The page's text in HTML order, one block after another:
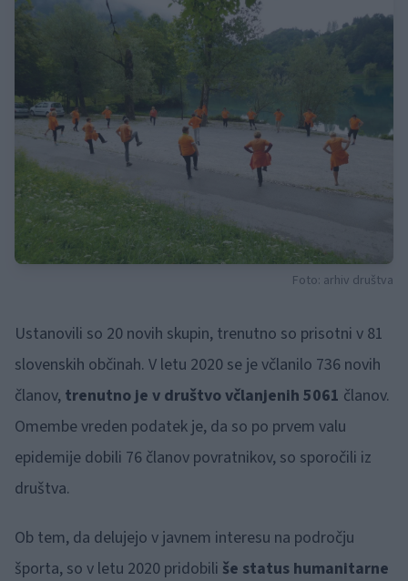
Foto: arhiv društva
Ustanovili so 20 novih skupin, trenutno so prisotni v 81
slovenskih občinah. V letu 2020 se je včlanilo 736 novih
članov, trenutno je v društvo včlanjenih 5061 članov.
Omembe vreden podatek je, da so po prvem valu
epidemije dobili 76 članov povratnikov, so sporočili iz
društva.
Ob tem, da delujejo v javnem interesu na področju
športa, so v letu 2020 pridobili še status humanitarne